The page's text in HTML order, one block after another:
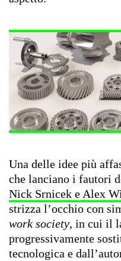
Una delle idee più
che lanciano i fautori
Nick Srnicek e Alex
strizza l’occhio con
work society, in cui il
progressivamente
tecnologica e